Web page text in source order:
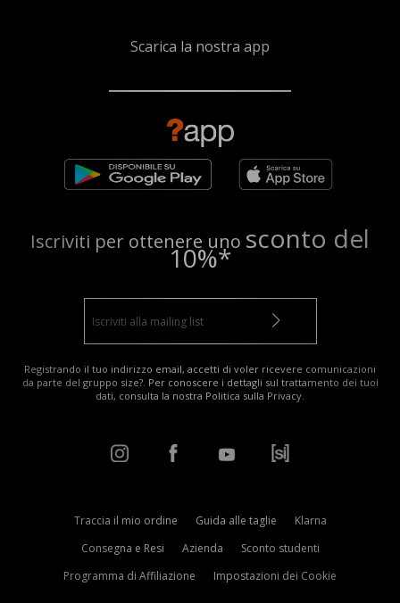
Scarica la nostra app
Iscriviti per ottenere uno sconto del
10%*
Registrando il tuo indirizzo email, accetti di voler ricevere comunicazioni
da parte del gruppo size?. Per conoscere i dettagli sul trattamento dei tuoi
dati, consulta la nostra Politica sulla Privacy.
Traccia il mio ordine Guida alle taglie
Klarna
Consegna e Resi
Azienda
Sconto studenti
Programma di Affiliazione
Impostazioni dei Cookie